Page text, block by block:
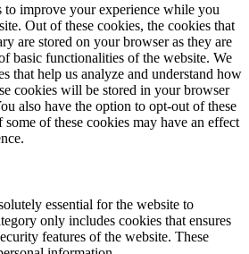
to improve your experience while you
Out of these cookies, the cookies that
are stored on your browser as they are
basic functionalities of the website. We
that help us analyze and understand how
cookies will be stored in your browser
also have the option to opt-out of these
of these cookies may have an effect
essential for the website to
only includes cookies that ensures
features of the website. These